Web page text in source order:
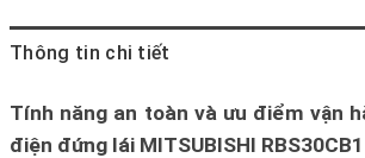
Thông tin chi tiết
Tính năng an toàn và ưu điểm vận
điện đứng lái MITSUBISHI